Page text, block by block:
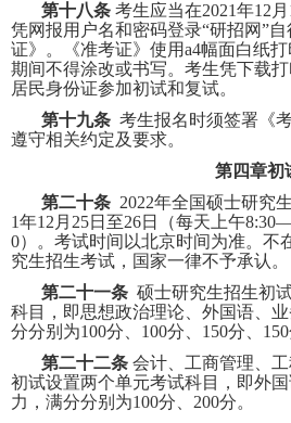
第十八条 考生应当在2021年12 月
凭网报用户名和密码登录“研招网”
证》。《准考证》使用a4幅面白纸
期间不得涂改或书写。考生凭下载
居民身份证参加初试和复试。
第十九条 考生报名时须签署《
遵守相关约定及要求。
第四章初
第二十条 2022年全国硕士研究
1年12 月 25日至26日（每天上午8:30
0）。考试时间以北京时间为准。不
究生招生考试，国家一律不予承认。
第二十一条 硕士研究生招生初
科目，即思想政治理论、外国语、
分分别为100分、 100分、 150分、 150
第二十二条 会计、工商管理、
初试设置两个单元考试科目，即外
力，满分分别为100分、 200分。